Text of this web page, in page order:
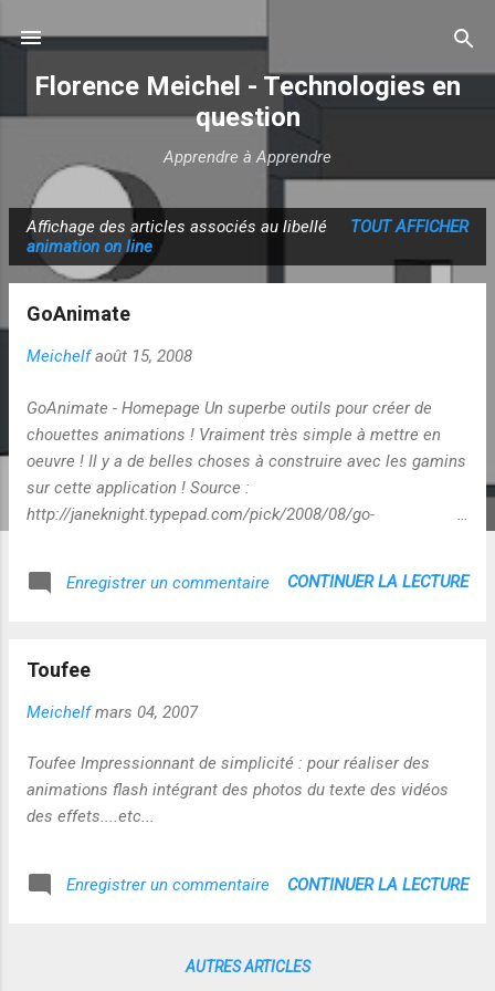
Florence Meichel - Technologies en
question
Apprendre à Apprendre
r
Affichage des articles associés au libellé
animation on line
TOUT AFFICHER
GoAnimate
Meichelf août 15, 2008
GoAnimate - Homepage Un superbe outils pour créer de
chouettes animations ! Vraiment très simple à mettre en
oeuvre ! Il y a de belles choses à construire avec les gamins
sur cette application ! Source :
http://janeknight.typepad.com/pick/2008/08/go-
Enregistrer un commentaire CONTINUER LA LECTURE
Toufee
Meichelf mars 04, 2007
Toufee Impressionnant de simplicité : pour réaliser des
animations flash intégrant des photos du texte des vidéos
des effets....etc...
Enregistrer un commentaire CONTINUER LA LECTURE
AUTRES ARTICLES